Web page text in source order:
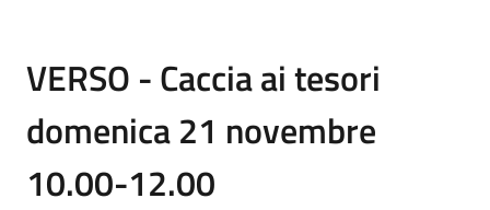
VERSO - Caccia ai tesori
domenica 21 novembre
10.00-12.00